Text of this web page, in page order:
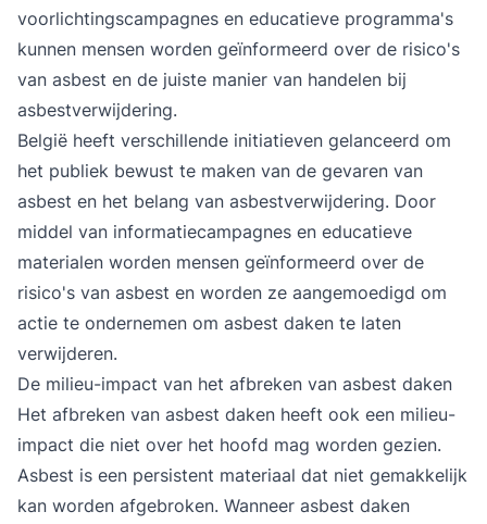
voorlichtingscampagnes en educatieve programma's
kunnen mensen worden geïnformeerd over de risico's
van asbest en de juiste manier van handelen bij
asbestverwijdering.
België heeft verschillende initiatieven gelanceerd om
het publiek bewust te maken van de gevaren van
asbest en het belang van asbestverwijdering. Door
middel van informatiecampagnes en educatieve
materialen worden mensen geïnformeerd over de
risico's van asbest en worden ze aangemoedigd om
actie te ondernemen om asbest daken te laten
verwijderen.
De milieu-impact van het afbreken van asbest daken
Het afbreken van asbest daken heeft ook een milieu-
impact die niet over het hoofd mag worden gezien.
Asbest is een persistent materiaal dat niet gemakkelijk
kan worden afgebroken. Wanneer asbest daken